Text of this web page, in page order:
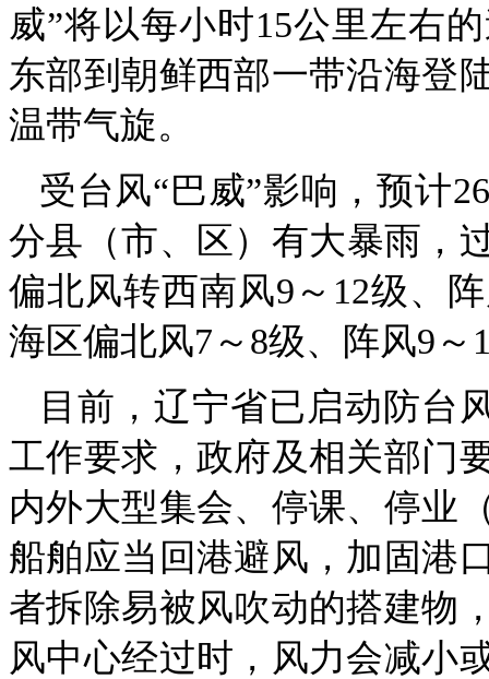
威”将以每小时15公里左右
东部到朝鲜西部一带沿海登
温带气旋。
受台风“巴威”影响，预计
分县（市、区）有大暴雨，
偏北风转西南风9～12级、
海区偏北风7～8级、阵风9
目前，辽宁省已启动防台
工作要求，政府及相关部门
内外大型集会、停课、停业
船舶应当回港避风，加固港
者拆除易被风吹动的搭建物
风中心经过时，风力会减小